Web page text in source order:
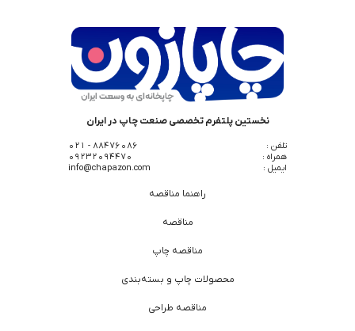
نخستین پلتفرم تخصصی صنعت چاپ در ایران
تلفن :
88476086 - 021
همراه :
09232094470
ایمیل :
info@chapazon.com
راهنما مناقصه
مناقصه
مناقصه چاپ
محصولات چاپ و بسته‌بندی
مناقصه طراحی